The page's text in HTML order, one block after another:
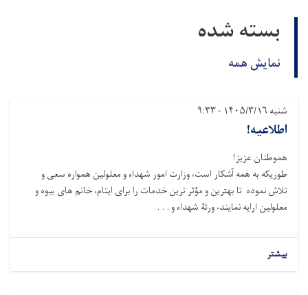
بسته شده
نمایش همه
شنبه ۱۴۰۵/۳/۱۶ - ۹:۳۳
اطلاعیه!
هموطنان عزیز!
طوریکه به همه آشکار است، وزارت امور شهداء و معلولین همواره سعی و
تلاش نموده تا بهترین و مؤثر ترین خدمات را برای ایتام، خانم های بیوه و
معلولین ارایه نمایند، ورثۀ شهداء و . . .
بیشتر